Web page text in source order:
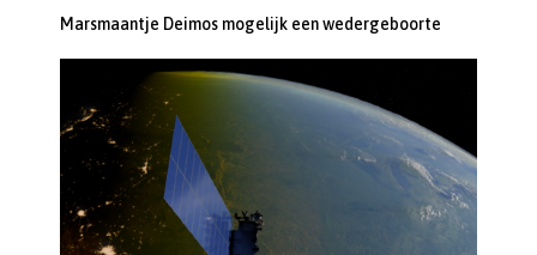
Marsmaantje Deimos mogelijk een wedergeboorte